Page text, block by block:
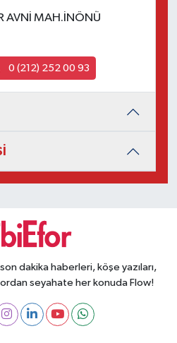
AVNİ MAH.İNÖNÜ
0 (212) 252 00 93
dakika haberleri, köşe yazıları,
seyahate her konuda Flow!